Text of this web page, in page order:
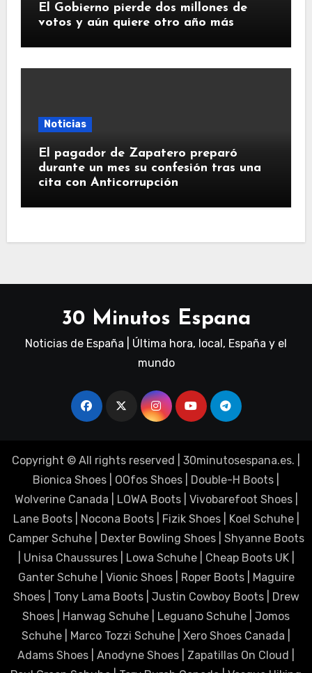
El Gobierno pierde dos millones de
votos y aún quiere otro año más
Noticias
El pagador de Zapatero preparó
durante un mes su confesión tras una
cita con Anticorrupción
30 Minutos Espana
Noticias de España | Última hora, local, España y el
mundo
Copyright © All rights reserved 30minutosespana.es. |
Bionica Shoes
OOfos Shoes Double-H Boots
Wolverine Canada
LOWA Boots| Vivobarefoot Shoes|
Lane Boots| Nocona Boots| Fizik Shoes| Koel Schuhe|
Camper Schuhe| Dexter Bowling Shoes| Shyanne Boots
Unisa Chaussures| Lowa Schuhe| Cheap Boots UK
Ganter Schuhe
Vionic Shoes| Roper Boots| Maguire
Shoes| Tony Lama Boots| Justin Cowboy Boots| Drew
Shoes
Hanwag Schuhe Leguano Schuhe
Jomos
Schuhe
Marco Tozzi Schuhe Xero Shoes Canada
Adams Shoes
Anodyne Shoes Zapatillas On Cloud